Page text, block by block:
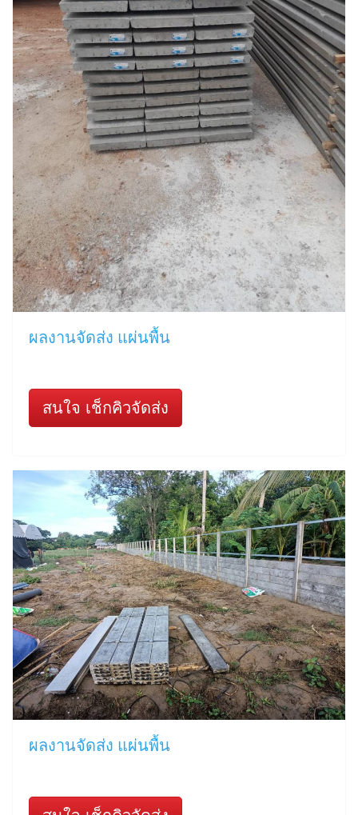
ผลงานจัดส่ง แผ่นพื้น
สนใจ เช็กคิวจัดส่ง
ผลงานจัดส่ง แผ่นพื้น